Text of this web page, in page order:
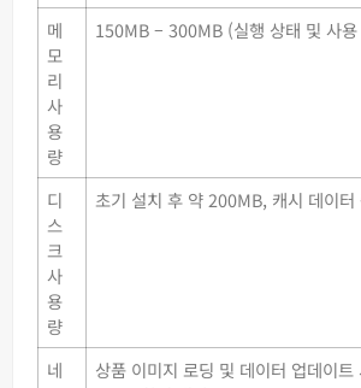
메
모
리
사
용
량
150MB – 300MB (실행 상태 및 사용
디
스
크
사
용
량
초기 설치 후 약 200MB, 캐시 데이터
네
상품 이미지 로딩 및 데이터 업데이트